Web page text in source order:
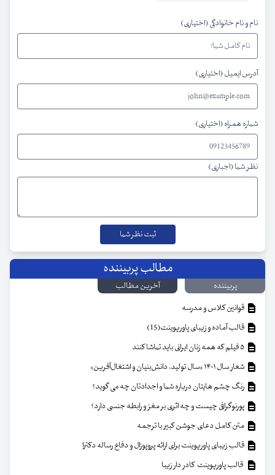
نام و نام خانوادگی (اختیاری)
آدرس ایمیل (اختیاری)
شماره همراه (اختیاری)
نظر شما (اجباری)
مطالب پربیننده
پربیننده
آخرین مطالب
قوانین کلاس و مدرسه
قالب آماده و زیبای پاورپوینت(15)
شعار سال ۱۴۰۱ «سال تولید، دانش‌بنیان و اشتغال‌آفرین»
رنگ چشم هایتان درباره شما و اجدادتان چه می گوید؟
پورنوگرافی چیست و چه اثری بر مغز و رابطه جنسی دارد؟
متن کامل دعای جوشن کبیر با ترجمه
قالب زیبای پاورپوینت برای ارائه پروپوزال و دفاع رساله دکترا
قالب پاورپوینت کادر دار زیبا